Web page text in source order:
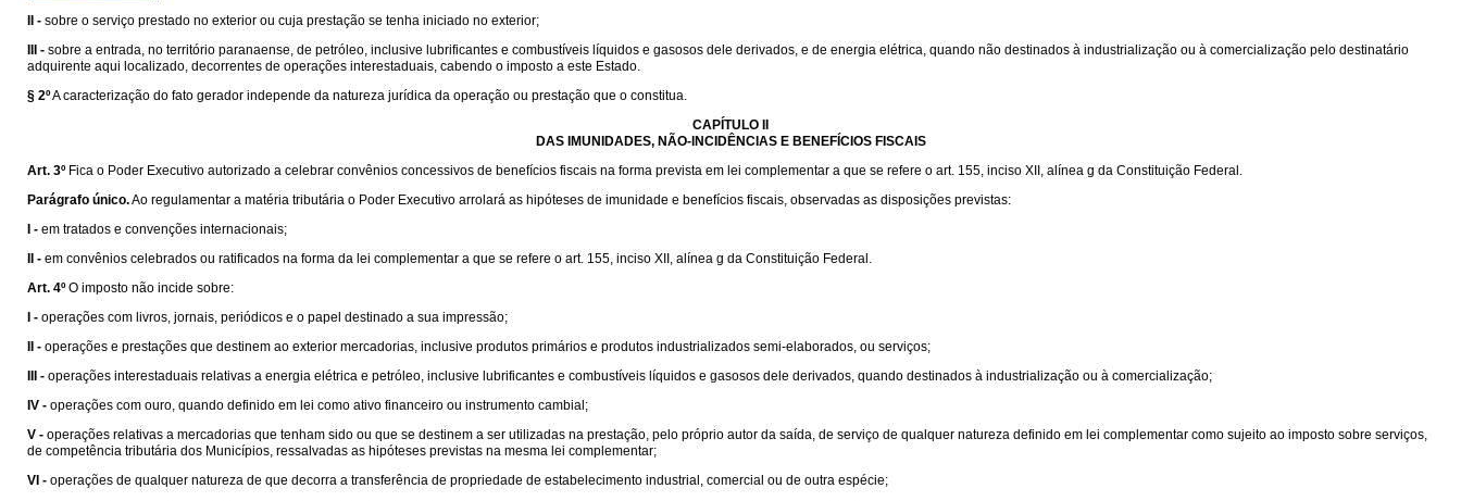
II - sobre o serviço prestado no exterior ou cuja prestação se tenha iniciado no exterior;
III - sobre a entrada, no território paranaense, de petróleo, inclusive lubrificantes e combustíveis líquidos e gasosos dele derivados, e de energia elétrica, quando não destinados à industrialização ou à comercialização pelo destinatário
adquirente aqui localizado, decorrentes de operações interestaduais, cabendo o imposto a este Estado.
§ 2ºA caracterização do fato gerador independe da natureza jurídica da operação ou prestação que o constitua.
CAPÍTULO II
DAS IMUNIDADES, NÃO-INCIDÊNCIAS E BENEFÍCIOS FISCAIS
Art. 3º Fica o Poder Executivo autorizado a celebrar convênios concessivos de benefícios fiscais na forma prevista em lei complementar a que se refere o art. 155, inciso XII, alínea g da Constituição Federal.
Parágrafo único.Ao regulamentar a matéria tributária o Poder Executivo arrolará as hipóteses de imunidade e benefícios fiscais, observadas as disposições previstas:
I - em tratados e convenções internacionais;
II - em convênios celebrados ou ratificados na forma da lei complementar a que se refere o art. 155, inciso XII, alínea g da Constituição Federal.
Art. 4º O imposto não incide sobre:
I - operações com livros, jornais, periódicos e o papel destinado a sua impressão;
II - operações e prestações que destinem ao exterior mercadorias, inclusive produtos primários e produtos industrializados semi-elaborados, ou serviços;
III - operações interestaduais relativas a energia elétrica e petróleo, inclusive lubrificantes e combustíveis líquidos e gasosos dele derivados, quando destinados à industrialização ou à comercialização;
IV - operações com ouro, quando definido em lei como ativo financeiro ou instrumento cambial;
V - operações relativas a mercadorias que tenham sido ou que se destinem a ser utilizadas na prestação, pelo próprio autor da saída, de serviço de qualquer natureza definido em lei complementar como sujeito ao imposto sobre serviços,
de competência tributária dos Municípios, ressalvadas as hipóteses previstas na mesma lei complementar;
VI - operações de qualquer natureza de que decorra a transferência de propriedade de estabelecimento industrial, comercial ou de outra espécie;